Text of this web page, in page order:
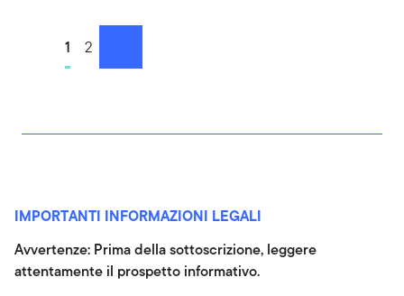
Go to page
1 Go to page
2
IMPORTANTI INFORMAZIONI LEGALI
Avvertenze: Prima della sottoscrizione, leggere
attentamente il prospetto informativo.